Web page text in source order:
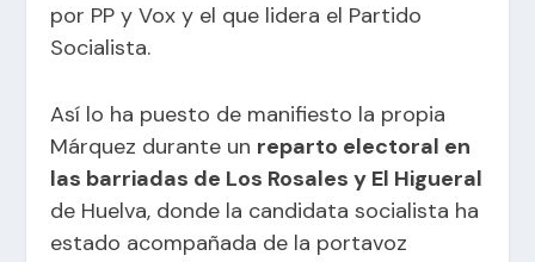
por PP y Vox y el que lidera el Partido
Socialista.
Así lo ha puesto de manifiesto la propia
Márquez durante un reparto electoral en
las barriadas de Los Rosales y El Higueral
de Huelva, donde la candidata socialista ha
estado acompañada de la portavoz